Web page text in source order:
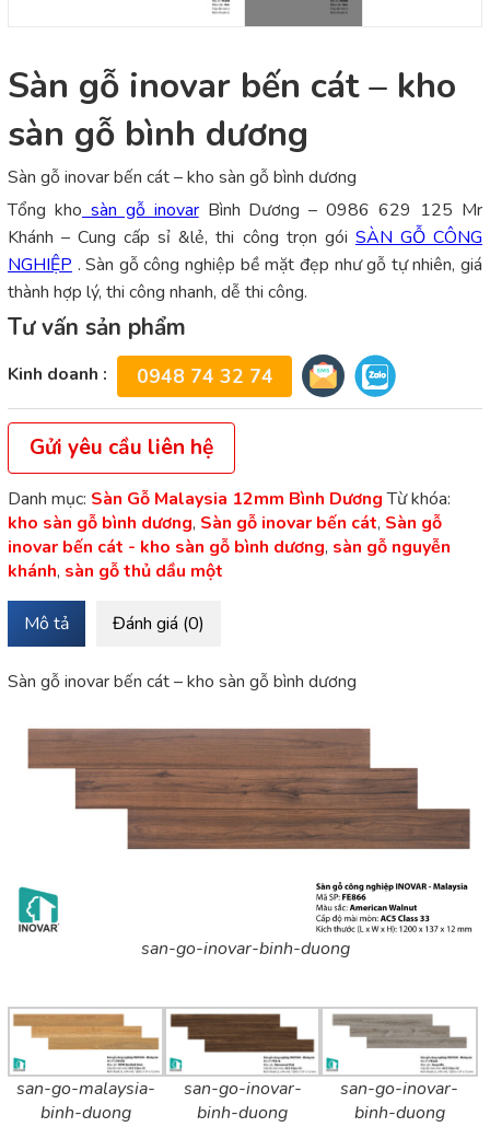
Sàn gỗ inovar bến cát – kho
sàn gỗ bình dương
Sàn gỗ inovar bến cát – kho sàn gỗ bình dương
Tổng kho sàn gỗ inovarBình Dương – 0986 629 125 Mr
Khánh – Cung cấp sỉ &lẻ, thi công trọn gói SÀN GỖ CÔNG
NGHIỆP . Sàn gỗ công nghiệp bề mặt đẹp như gỗ tự nhiên, giá
thành hợp lý, thi công nhanh, dễ thi công.
Tư vấn sản phẩm
Kinh doanh : 0948 74 32 74
Gửi yêu cầu liên hệ
Danh mục: Sàn Gỗ Malaysia 12mm Bình Dương Từ khóa:
kho sàn gỗ bình dương, Sàn gỗ inovar bến cát, Sàn gỗ
inovar bến cát - kho sàn gỗ bình dương, sàn gỗ nguyễn
khánh, sàn gỗ thủ dầu một
Mô tả Đánh giá (0)
Sàn gỗ inovar bến cát – kho sàn gỗ bình dương
san-go-inovar-binh-duong
san-go-malaysia-
binh-duong
san-go-inovar-
binh-duong
san-go-inovar-
binh-duong